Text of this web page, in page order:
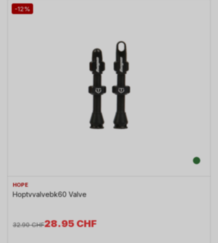
-12%
HOPE
Hoptvvalvebk60 Valve
28.95CHF
32.90 CHF